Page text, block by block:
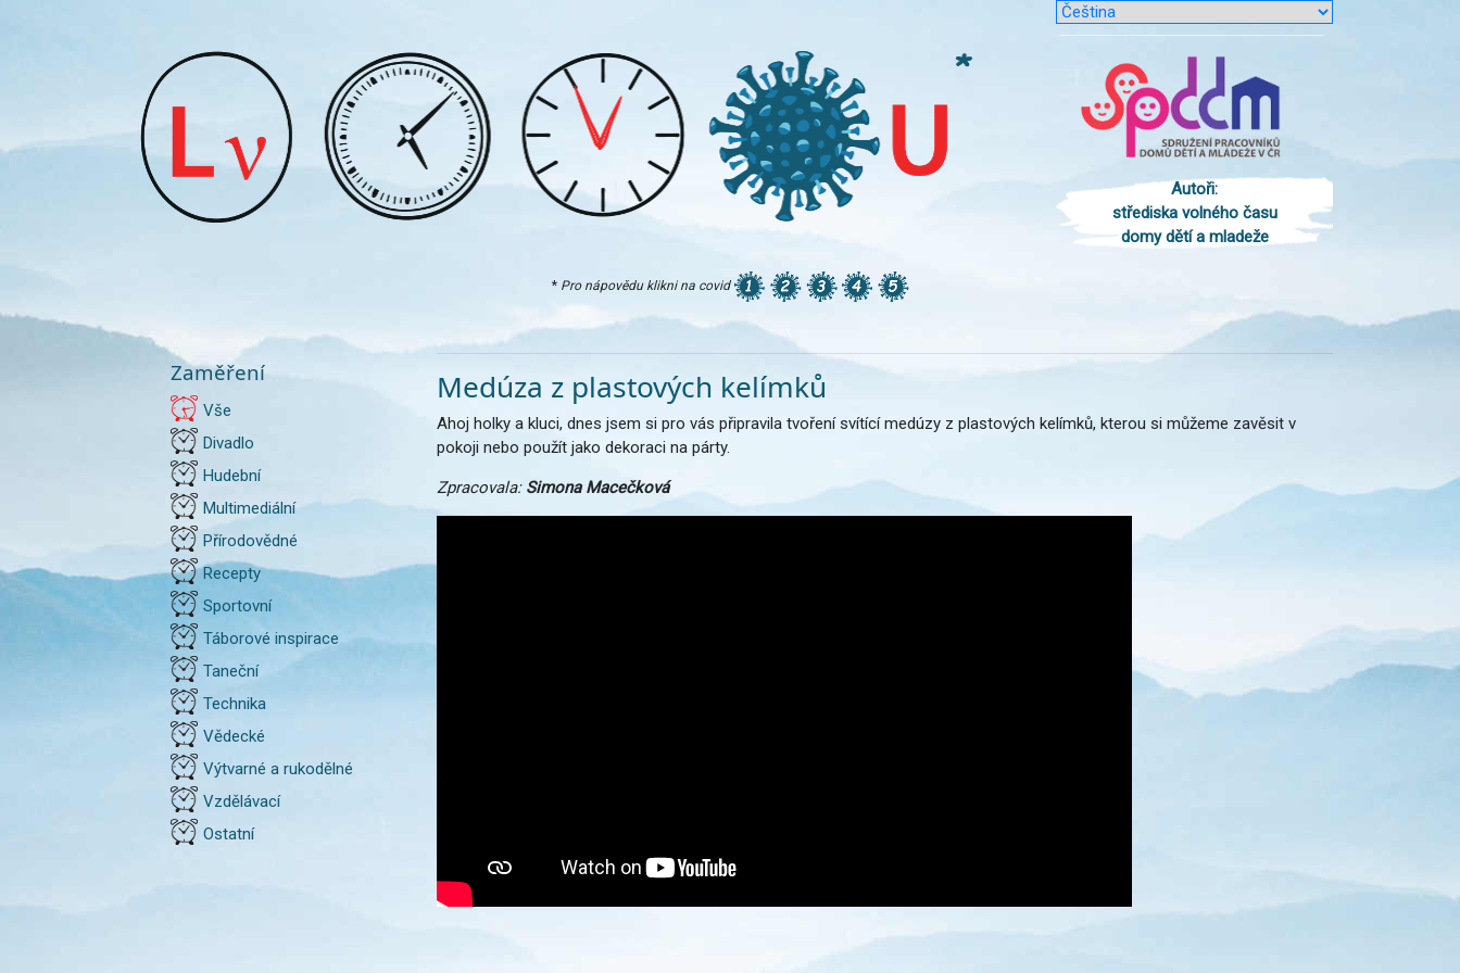
Autoři:
střediska volného času
domy dětí a mladeže
* Pro nápovědu klikni na covid
Zaměření
Vše
Divadlo
Hudební
Multimediální
Přírodovědné
Recepty
Sportovní
Táborové inspirace
Taneční
Technika
Vědecké
Výtvarné a rukodělné
Vzdělávací
Ostatní
Medúza z plastových kelímků
Ahoj holky a kluci, dnes jsem si pro vás připravila tvoření svítící medúzy z plastových kelímků, kterou si můžeme zavěsit v
pokoji nebo použít jako dekoraci na párty.
Zpracovala: Simona Macečková